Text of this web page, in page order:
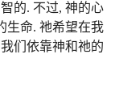
的. 不过, 神的心
生命. 祂希望在我
们依靠神和祂的